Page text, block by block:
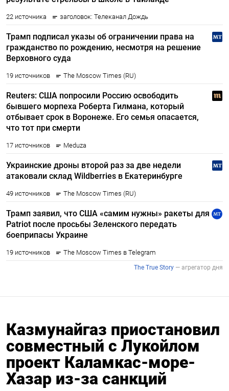
Казмунайгаз приостановил
совместный с Лукойлом
проект Каламкас-море-
Хазар из-за санкций